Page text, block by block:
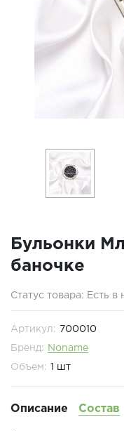
Бульонки
баночке
Статус товара: Есть в
Артикул: 700010
Бренд: Noname
Объем: 1 шт
Описание Состав